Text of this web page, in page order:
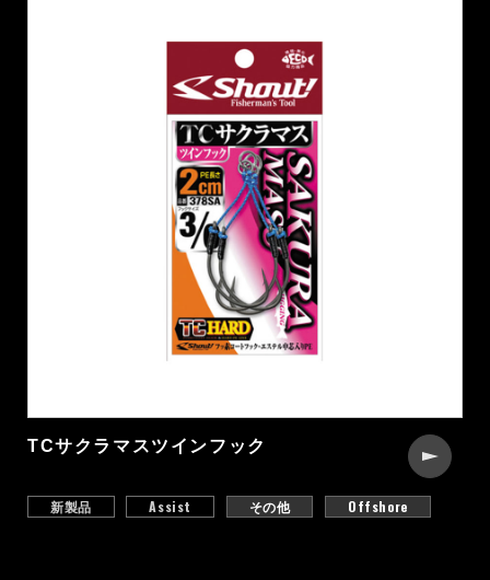
TCサクラマスツインフック
新製品 Assist その他 Offshore